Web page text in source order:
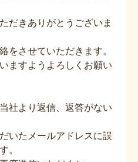
だきありがとうございま
をさせていただきます。
ますようよろしくお願い
社より返信、返答がない
いたメールアドレスに誤
。